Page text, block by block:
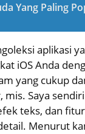
Yang Paling
aplikasi
iOS Anda
yang cukup
Saya
teks, dan
Menurut